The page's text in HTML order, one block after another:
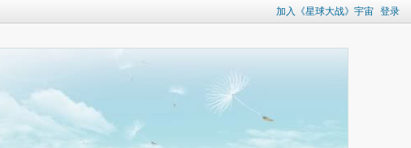
加入《星球大战》宇宙 登录